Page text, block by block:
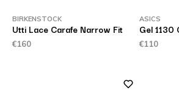
BIRKENSTOCK
Utti Lace Carafe Narrow Fit
€160
ASICS
Gel 1130
€110